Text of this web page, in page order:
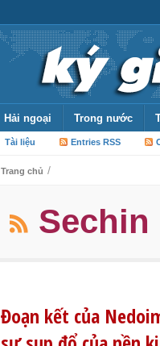
Hải ngoại Trong nước
Tài liệu Entries RSS
Trang chủ /
Sechin
Đoạn kết của